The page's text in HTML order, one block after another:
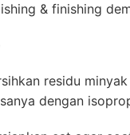
& finishing
residu
dengan